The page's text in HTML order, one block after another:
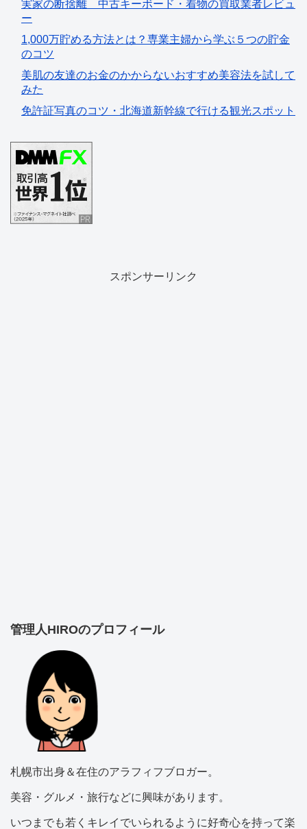
実家の断捨離 中古キーボード・着物の買取業者レビュ
ー
1,000万貯める方法とは？専業主婦から学ぶ５つの貯金
のコツ
美肌の友達のお金のかからないおすすめ美容法を試して
みた
免許証写真のコツ・北海道新幹線で行ける観光スポット
スポンサーリンク
管理人HIROのプロフィール
札幌市出身＆在住のアラフィフブロガー。
美容・グルメ・旅行などに興味があります。
いつまでも若くキレイでいられるように好奇心を持って楽